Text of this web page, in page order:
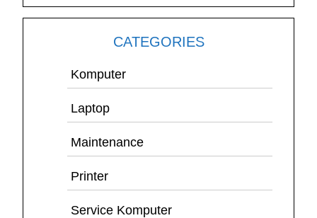
CATEGORIES
Komputer
Laptop
Maintenance
Printer
Service Komputer